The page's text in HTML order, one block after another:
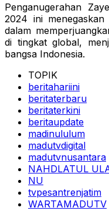
Penganugerahan
2024 ini
dalam
di tingkat global,
bangsa Indonesia.
TOPIK
beritahariini
beritaterbaru
beritaterkini
beritaupdate
madinululum
madutvdigital
madutvnusantara
NAHDLATUL
NU
tvpesantrenjatim
WARTAMADUTV